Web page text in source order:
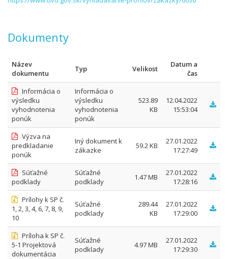
Dokumenty
Název
dokumentu
Typ Velikost
Datum a
čas
Informácia o
výsledku
vyhodnotenia
ponúk
Informácia o
výsledku
vyhodnotenia
ponúk
523.89
KB
12.04.2022
15:53:04
Výzva na
predkladanie
ponúk
Iný dokument k
zákazke
59.2 KB
27.01.2022
17:27:49
Súťažné
podklady
Súťažné
podklady
1.47 MB
27.01.2022
17:28:16
Prílohy k SP č.
1, 2, 3, 4, 6, 7, 8, 9,
10
Súťažné
podklady
289.44
KB
27.01.2022
17:29:00
Príloha k SP č.
5-1 Projektová
dokumentácia
Súťažné
podklady
4.97 MB
27.01.2022
17:29:30